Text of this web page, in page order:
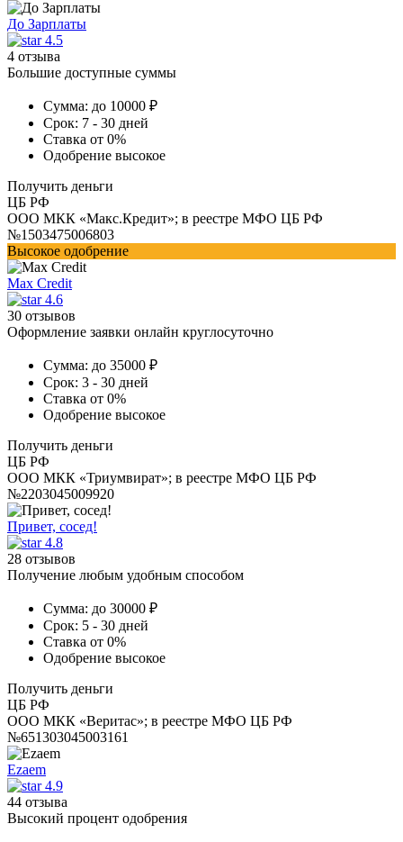
До Зарплаты
4.5
4 отзыва
Большие доступные суммы
Сумма: до 10000 ₽
Срок: 7 - 30 дней
Ставка от 0%
Одобрение высокое
Получить деньги
ЦБ РФ
ООО МКК «Макс.Кредит»; в реестре МФО ЦБ РФ
№1503475006803
Высокое одобрение
Max Credit
4.6
30 отзывов
Оформление заявки онлайн круглосуточно
Сумма: до 35000 ₽
Срок: 3 - 30 дней
Ставка от 0%
Одобрение высокое
Получить деньги
ЦБ РФ
ООО МКК «Триумвират»; в реестре МФО ЦБ РФ
№2203045009920
Привет, сосед!
4.8
28 отзывов
Получение любым удобным способом
Сумма: до 30000 ₽
Срок: 5 - 30 дней
Ставка от 0%
Одобрение высокое
Получить деньги
ЦБ РФ
ООО МКК «Веритас»; в реестре МФО ЦБ РФ
№651303045003161
Ezaem
4.9
44 отзыва
Высокий процент одобрения